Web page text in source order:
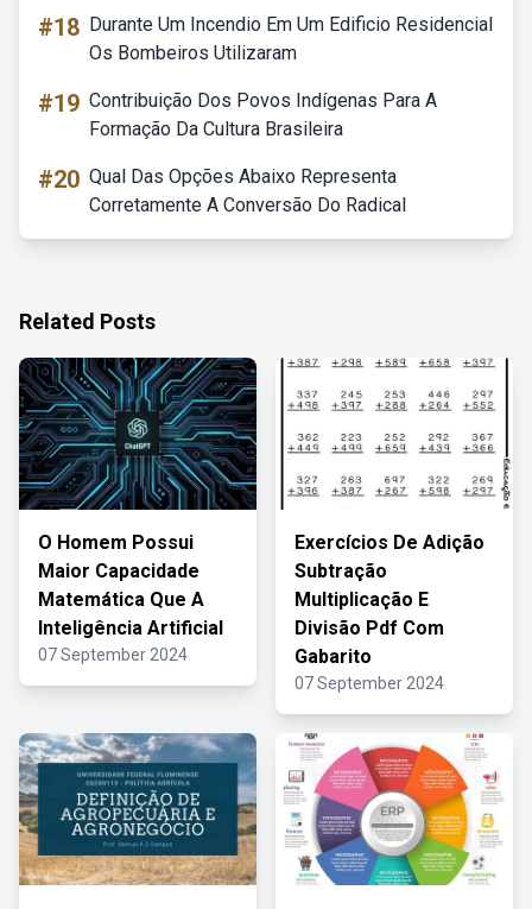
#18 Durante Um Incendio Em Um Edificio Residencial
Os Bombeiros Utilizaram
#19 Contribuição Dos Povos Indígenas Para A
Formação Da Cultura Brasileira
#20 Qual Das Opções Abaixo Representa
Corretamente A Conversão Do Radical
Related Posts
O Homem Possui
Maior Capacidade
Matemática Que A
Inteligência Artificial
07 September 2024
Exercícios De Adição
Subtração
Multiplicação E
Divisão Pdf Com
Gabarito
07 September 2024